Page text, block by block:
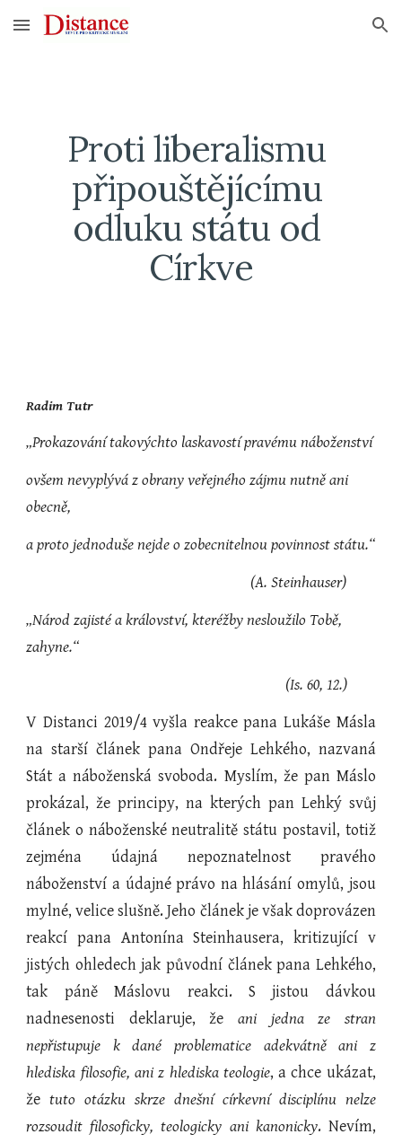
Skip to main content Skip to navigation
Proti liberalismu
připouštějícímu
odluku státu od
Církve
Radim Tutr
„Prokazování takovýchto laskavostí pravému náboženství
ovšem nevyplývá z obrany veřejného zájmu nutně ani
obecně,
a proto jednoduše nejde o zobecnitelnou povinnost státu.“
                                                      (A. Steinhauser)
„Národ zajisté a království, kteréžby nesloužilo Tobě,
zahyne.“
                                                                (Is. 60, 12.)
V Distanci 2019/4 vyšla reakce pana Lukáše Másla
na starší článek pana Ondřeje Lehkého, nazvaná
Stát a náboženská svoboda. Myslím, že pan Máslo
prokázal, že principy, na kterých pan Lehký svůj
článek o náboženské neutralitě státu postavil, totiž
zejména údajná nepoznatelnost pravého
náboženství a údajné právo na hlásání omylů, jsou
mylné, velice slušně. Jeho článek je však doprovázen
reakcí pana Antonína Steinhausera, kritizující v
jistých ohledech jak původní článek pana Lehkého,
tak páně Máslovu reakci. S jistou dávkou
nadnesenosti deklaruje, že ani jedna ze stran
nepřistupuje k dané problematice adekvátně ani z
hlediska filosofie, ani z hlediska teologie, a chce ukázat,
žetuto otázku skrze dnešní církevní disciplínu nelze
rozsoudit filosoficky, teologicky ani kanonicky. Nevím,